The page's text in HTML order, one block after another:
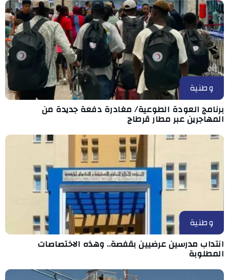
وطنية
برنامج العودة الطوعية/ مغادرة دفعة جديدة من
المهاجرين عبر مطار قرطاج
وطنية
انتداب مدرسين عرضيين بقفصة.. وهذه الاختصاصات
المطلوبة